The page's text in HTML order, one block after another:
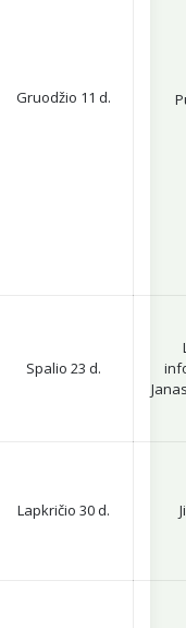
Gruodžio 11 d.
Spalio 23 d.
Lapkričio 30 d.